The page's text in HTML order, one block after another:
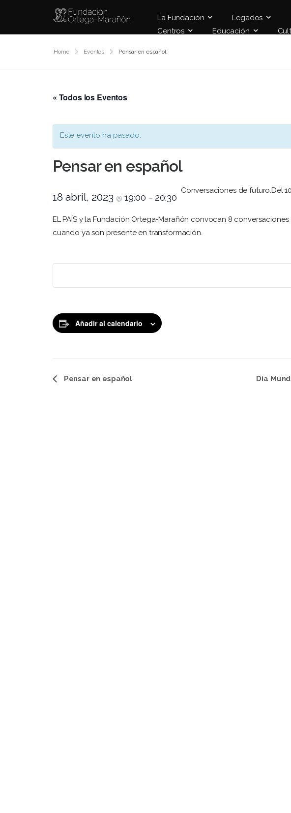
La Fundación
Legados
Centros
Educación
Home Eventos Pensar en español
« Todos los Eventos
Este evento ha pasado.
Pensar en español
18 abril, 2023 @ 19:00 – 20:30
Conversaciones de futuro.Del
EL PAÍS y la Fundación Ortega-Marañón convocan 8
cuando ya son presente en transformación.
Añadir al calendario
Navegación
Pensar en español Día